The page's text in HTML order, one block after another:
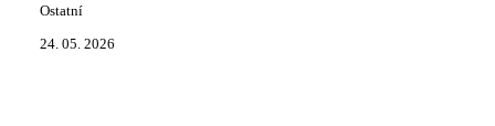
Ostatní
24. 05. 2026